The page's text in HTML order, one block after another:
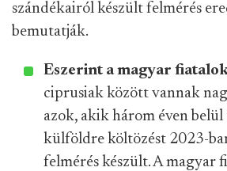
szándékairól készült felmérés
bemutatják.
Eszerint a magyar
ciprusiak között vannak
azok, akik három éven
külföldre költözést 2023-
felmérés készült. A magyar